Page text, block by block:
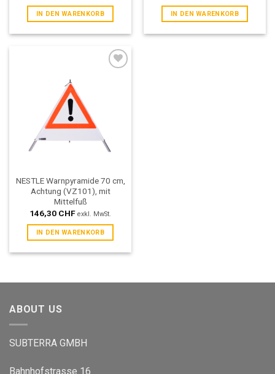
IN DEN WARENKORB IN DEN WARENKORB
NESTLE Warnpyramide 70 cm,
Achtung (VZ101), mit
Mittelfuß
146,30 CHF exkl. MwSt.
IN DEN WARENKORB
ABOUT US
SUBTERRA GMBH
Bahnhofstrasse 16